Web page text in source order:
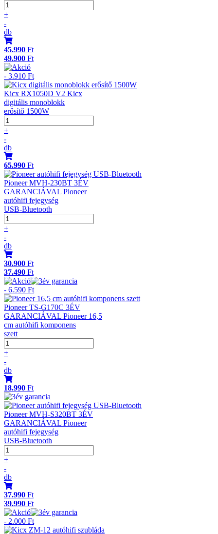
+
-
db
45.990 Ft
49.900 Ft
- 3.910 Ft
Kicx RX1050D V2 Kicx
digitális monoblokk
erősítő 1500W
+
-
db
65.990 Ft
Pioneer MVH-230BT 3ÉV
GARANCIÁVAL Pioneer
autóhifi fejegység
USB-Bluetooth
+
-
db
30.900 Ft
37.490 Ft
- 6.590 Ft
Pioneer TS-G170C 3ÉV
GARANCIÁVAL Pioneer 16,5
cm autóhifi komponens
szett
+
-
db
18.990 Ft
Pioneer MVH-S320BT 3ÉV
GARANCIÁVAL Pioneer
autóhifi fejegység
USB-Bluetooth
+
-
db
37.990 Ft
39.990 Ft
- 2.000 Ft